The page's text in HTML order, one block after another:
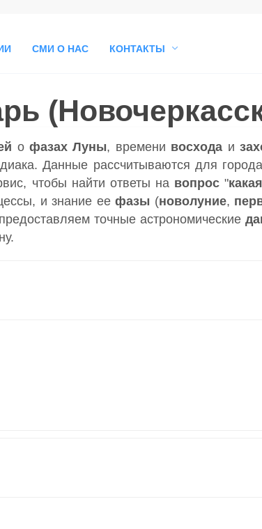
СМИ О НАС КОНТАКТЫ
офазах Луны, времени восхода и
Данные рассчитываются для
чтобы найти ответы на вопрос "
и знание ее фазы (новолуние,
точные астрономические